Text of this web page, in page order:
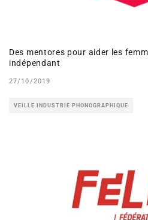
Des mentores pour aider les
indépendant
27/10/2019
VEILLE INDUSTRIE PHONOGRAPHIQUE